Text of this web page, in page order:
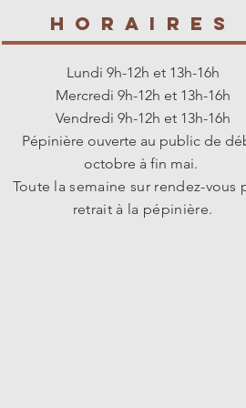
qui
HORAIREs
Lundi 9h-12h et 13h-16h
Mercredi 9h-12h et 13h-16h
Vendredi 9h-12h et 13h-16h
Pépinière ouverte au public de
octobre à fin mai.
Toute la semaine sur rendez-vous
retrait à la pépinière.